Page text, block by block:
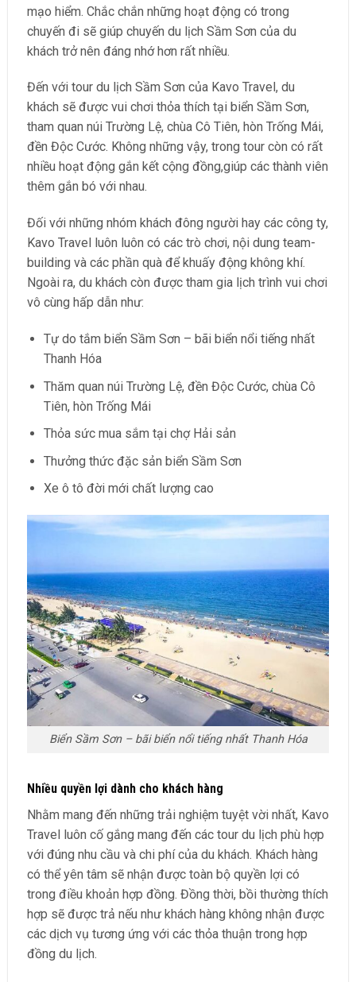
mạo hiểm. Chắc chắn những hoạt động có trong
chuyến đi sẽ giúp chuyến du lịch Sầm Sơn của du
khách trở nên đáng nhớ hơn rất nhiều.
Đến với tour du lịch Sầm Sơn của Kavo Travel, du
khách sẽ được vui chơi thỏa thích tại biển Sầm Sơn,
tham quan núi Trường Lệ, chùa Cô Tiên, hòn Trống Mái,
đền Độc Cước. Không những vậy, trong tour còn có rất
nhiều hoạt động gắn kết cộng đồng,giúp các thành viên
thêm gắn bó với nhau.
Đối với những nhóm khách đông người hay các công ty,
Kavo Travel luôn luôn có các trò chơi, nội dung team-
building và các phần quà để khuấy động không khí.
Ngoài ra, du khách còn được tham gia lịch trình vui chơi
vô cùng hấp dẫn như:
Tự do tắm biển Sầm Sơn – bãi biển nổi tiếng nhất
Thanh Hóa
Thăm quan núi Trường Lệ, đền Độc Cước, chùa Cô
Tiên, hòn Trống Mái
Thỏa sức mua sắm tại chợ Hải sản
Thưởng thức đặc sản biển Sầm Sơn
Xe ô tô đời mới chất lượng cao
Biển Sầm Sơn – bãi biển nổi tiếng nhất Thanh Hóa
Nhiều quyền lợi dành cho khách hàng
Nhằm mang đến những trải nghiệm tuyệt vời nhất, Kavo
Travel luôn cố gắng mang đến các tour du lịch phù hợp
với đúng nhu cầu và chi phí của du khách. Khách hàng
có thể yên tâm sẽ nhận được toàn bộ quyền lợi có
trong điều khoản hợp đồng. Đồng thời, bồi thường thích
hợp sẽ được trả nếu như khách hàng không nhận được
các dịch vụ tương ứng với các thỏa thuận trong hợp
đồng du lịch.